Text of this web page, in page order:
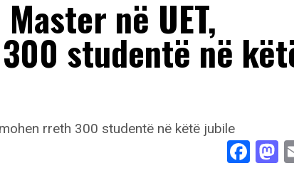
në UET,
studentë në